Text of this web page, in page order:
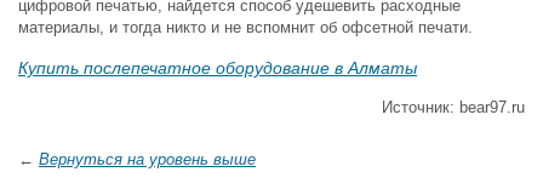
цифровой печатью, найдется способ удешевить расходные
материалы, и тогда никто и не вспомнит об офсетной печати.
Купить послепечатное оборудование в Алматы
Источник: bear97.ru
← Вернуться на уровень выше